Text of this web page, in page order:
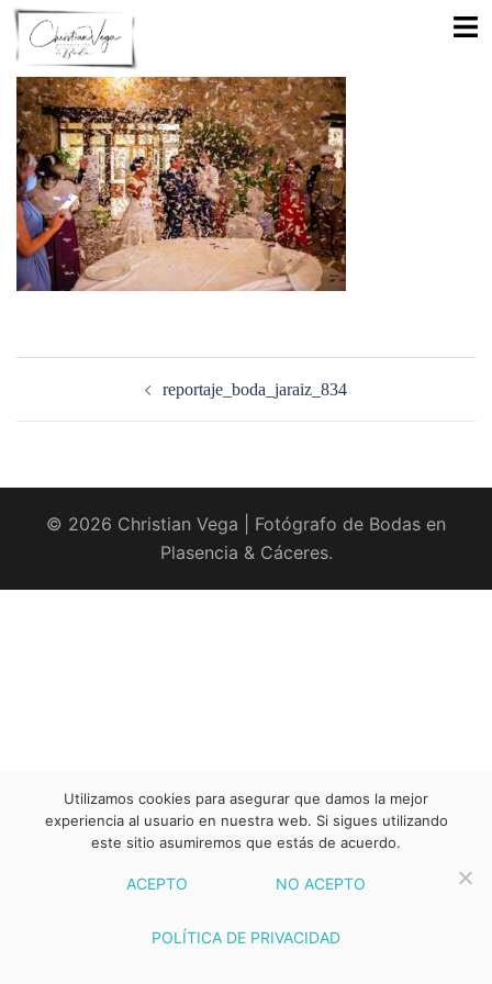
Saltar
contenido
reportaje_boda_jaraiz_834
© 2026 Christian Vega | Fotógrafo de Bodas en
Plasencia & Cáceres.
Utilizamos cookies para asegurar que damos la mejor
experiencia al usuario en nuestra web. Si sigues utilizando
este sitio asumiremos que estás de acuerdo.
ACEPTO NO ACEPTO
POLÍTICA DE PRIVACIDAD